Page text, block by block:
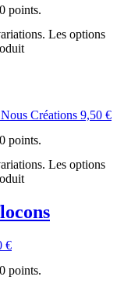
points.
Les options
9,50 €
points.
Les options
€
points.